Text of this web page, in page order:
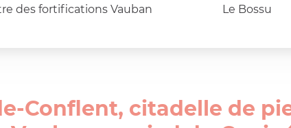
des fortifications Vauban
Le Bossu
Conflent, citadelle de